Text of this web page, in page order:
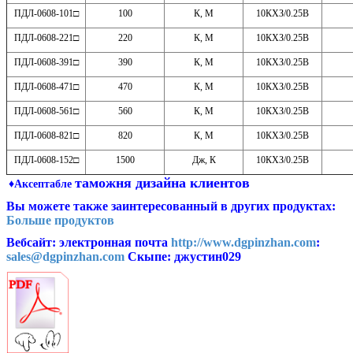
ПДЛ-0608-101□ 100 К, М 10КХЗ/0.25В
ПДЛ-0608-221□ 220 К, М 10КХЗ/0.25В
ПДЛ-0608-391□ 390 К, М 10КХЗ/0.25В
ПДЛ-0608-471□ 470 К, М 10КХЗ/0.25В
ПДЛ-0608-561□ 560 К, М 10КХЗ/0.25В
ПДЛ-0608-821□ 820 К, М 10КХЗ/0.25В
ПДЛ-0608-152□ 1500 Дж, К 10КХЗ/0.25В
♦Аксептабле таможня дизайна клиентов
Вы можете также заинтересованный в других продуктах:
Больше продуктов
Вебсайт: электронная почта http://www.dgpinzhan.com:
sales@dgpinzhan.com Скыпе: джустин029